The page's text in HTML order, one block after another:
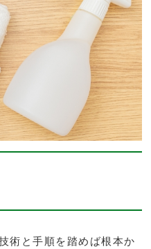
術と手順を踏めば根本か